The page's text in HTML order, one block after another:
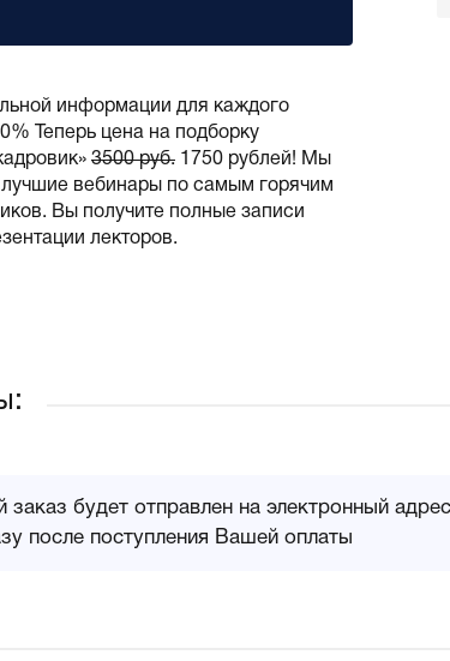
информации для каждого
Теперь цена на подборку
3500 руб. 1750 рублей! Мы
вебинары по самым горячим
Вы получите полные записи
лекторов.
заказ будет отправлен на электронный
после поступления Вашей оплаты